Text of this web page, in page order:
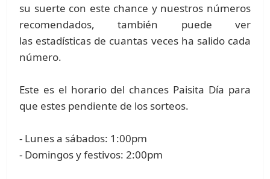
su suerte con este chance y nuestros números
recomendados, también puede ver
las estadísticas de cuantas veces ha salido cada
número.
Este es el horario del chances Paisita Día para
que estes pendiente de los sorteos.
- Lunes a sábados: 1:00pm
- Domingos y festivos: 2:00pm